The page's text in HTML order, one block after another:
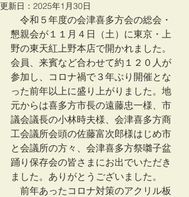
更新日： 2025年1月30日
令和５年度の会津喜多方会の総会・
懇親会が１１月４日（土）に東京・上
野の東天紅上野本店で開かれました。
会員、来賓など合わせて約１２０人が
参加し、コロナ禍で３年ぶり開催とな
った前年以上に盛り上がりました。地
元からは喜多方市長の遠藤忠一様、市
議会議長の小林時夫様、会津喜多方商
工会議所会頭の佐藤富次郎様はじめ市
と会議所の方々、会津喜多方祭囃子盆
踊り保存会の皆さまにお出でいただき
ました。ありがとうございました。
前年あったコロナ対策のアクリル板